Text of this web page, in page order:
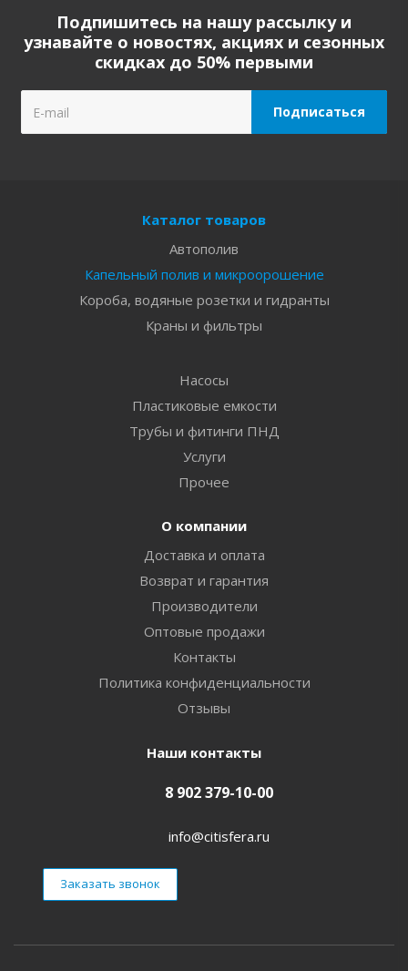
Подпишитесь на нашу рассылку и
узнавайте о новостях, акциях и сезонных
скидках до 50% первыми
Каталог товаров
Автополив
Капельный полив и микроорошение
Короба, водяные розетки и гидранты
Краны и фильтры
Насосы
Пластиковые емкости
Трубы и фитинги ПНД
Услуги
Прочее
О компании
Доставка и оплата
Возврат и гарантия
Производители
Оптовые продажи
Контакты
Политика конфиденциальности
Отзывы
Наши контакты
8 902 379-10-00
info@citisfera.ru
Заказать звонок